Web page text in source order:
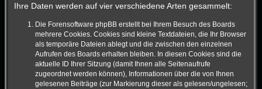
Ihre Daten werden auf vier verschiedene Arten gesammelt:
Die Forensoftware phpBB erstellt bei Ihrem Besuch des Boards
mehrere Cookies. Cookies sind kleine Textdateien, die Ihr Browser
als temporäre Dateien ablegt und die zwischen den einzelnen
Aufrufen des Boards erhalten bleiben. In diesen Cookies sind die
aktuelle ID Ihrer Sitzung (damit Ihnen alle Seitenaufrufe
zugeordnet werden können), Informationen über die von Ihnen
gelesenen Beiträge (zur Markierung dieser als gelesen/ungelesen;